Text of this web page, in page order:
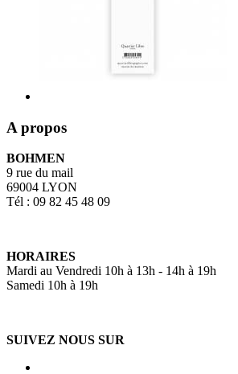
A propos
BOHMEN
9 rue du mail
69004 LYON
Tél : 09 82 45 48 09
HORAIRES
Mardi au Vendredi 10h à 13h - 14h à 19h
Samedi 10h à 19h
SUIVEZ NOUS SUR